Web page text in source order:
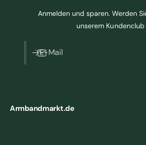
Anmelden und sparen. Werden
unserem Kundenclub
E-Mail
Armbandmarkt.de